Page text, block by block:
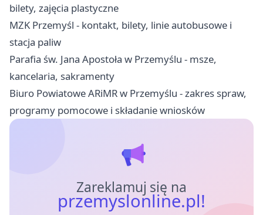
bilety, zajęcia plastyczne
MZK Przemyśl - kontakt, bilety, linie autobusowe i
stacja paliw
Parafia św. Jana Apostoła w Przemyślu - msze,
kancelaria, sakramenty
Biuro Powiatowe ARiMR w Przemyślu - zakres spraw,
programy pomocowe i składanie wniosków
Zareklamuj się na
przemyslonline.pl!